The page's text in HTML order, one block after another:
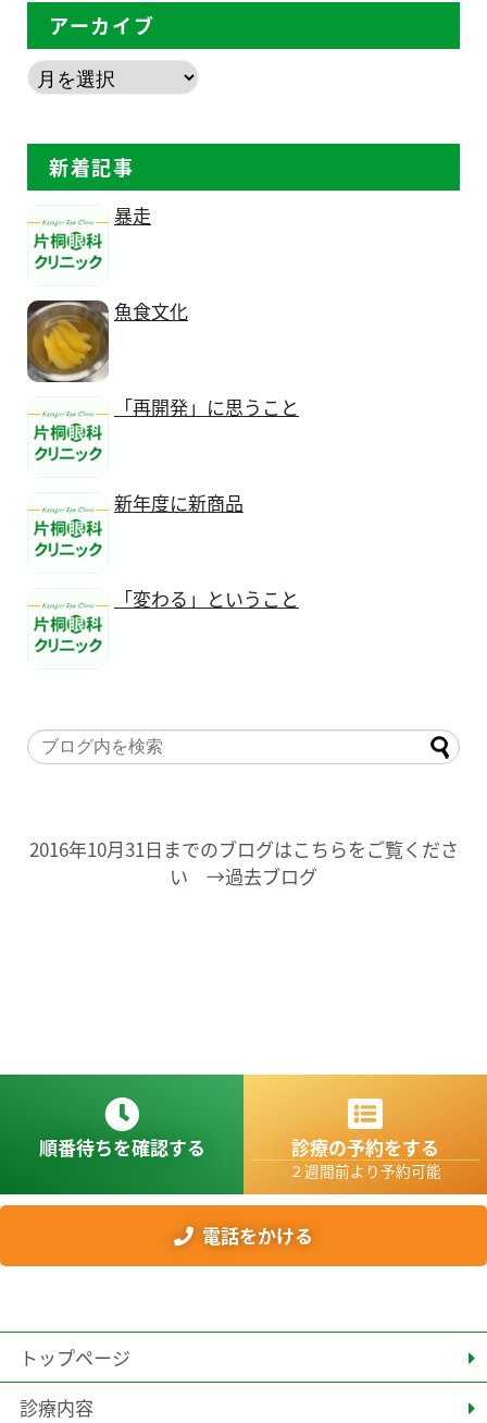
アーカイブ
新着記事
暴走
魚食文化
「再開発」に思うこと
新年度に新商品
「変わる」ということ
2016年10月31日までのブログはこちらをご覧くださ
い →過去ブログ
順番待ちを確認する 診療の予約をする
２週間前より予約可能
電話をかける
トップページ
診療内容